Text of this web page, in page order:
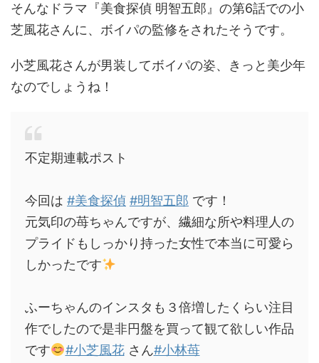
そんなドラマ『美食探偵 明智五郎』の第6話での小
芝風花さんに、ボイパの監修をされたそうです。
小芝風花さんが男装してボイパの姿、きっと美少年
なのでしょうね！
不定期連載ポスト
今回は #美食探偵 #明智五郎 です！
元気印の苺ちゃんですが、繊細な所や料理人の
プライドもしっかり持った女性で本当に可愛ら
しかったです
ふーちゃんのインスタも３倍増したくらい注目
作でしたので是非円盤を買って観て欲しい作品
です
#小芝風花さん#小林苺